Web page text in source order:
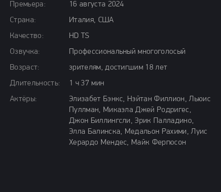
Премьера:
16 августа 2024
Страна:
Италия, США
Качество:
HD TS
Озвучка:
Профессиональный многоголосый
Возраст:
зрителям, достигшим 18 лет
Длительность:
1 ч 37 мин
Актёры:
Элизабет Бэнкс, Нэйтан Филлион, Льюис
Пуллман, Микаэла Джей Родригес,
Джон Биллингсли, Эрик Палладино,
Элла Балинска, Медальон Рахими, Луис
Херардо Мендес, Майк Фергюсон